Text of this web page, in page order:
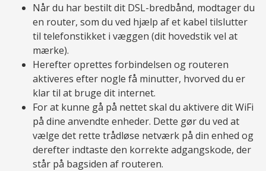
Når du har bestilt dit DSL-bredbånd, modtager du
en router, som du ved hjælp af et kabel tilslutter
til telefonstikket i væggen (dit hovedstik vel at
mærke).
Herefter oprettes forbindelsen og routeren
aktiveres efter nogle få minutter, hvorved du er
klar til at bruge dit internet.
For at kunne gå på nettet skal du aktivere dit WiFi
på dine anvendte enheder. Dette gør du ved at
vælge det rette trådløse netværk på din enhed og
derefter indtaste den korrekte adgangskode, der
står på bagsiden af routeren.